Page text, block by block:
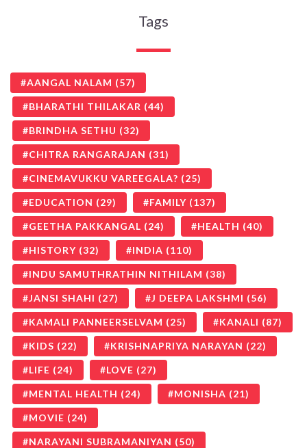
Tags
AANGAL NALAM (57)
BHARATHI THILAKAR (44)
BRINDHA SETHU (32)
CHITRA RANGARAJAN (31)
CINEMAVUKKU VAREEGALA? (25)
EDUCATION (29) FAMILY (137)
GEETHA PAKKANGAL (24) HEALTH (40)
HISTORY (32) INDIA (110)
INDU SAMUTHRATHIN NITHILAM (38)
JANSI SHAHI (27) J DEEPA LAKSHMI (56)
KAMALI PANNEERSELVAM (25) KANALI (87)
KIDS (22) KRISHNAPRIYA NARAYAN (22)
LIFE (24) LOVE (27)
MENTAL HEALTH (24) MONISHA (21)
MOVIE (24)
NARAYANI SUBRAMANIYAN (50)